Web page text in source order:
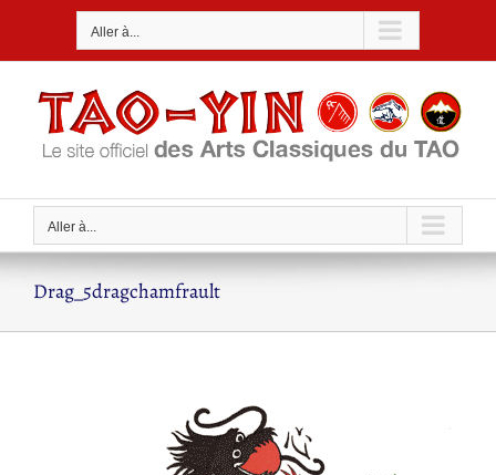
Aller à...
Aller à...
Drag_5dragchamfrault